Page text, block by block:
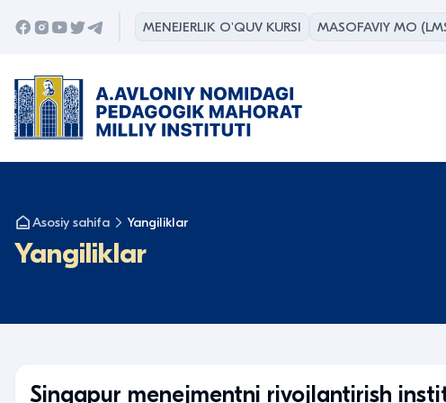
MENEJERLIK O'QUV KURSI MASOFAVIY MO
Asosiy sahifa Yangiliklar
Yangiliklar
Singapur menejmentni rivojlantirish